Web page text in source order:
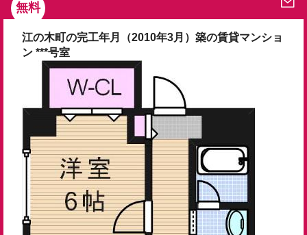
無料
江の木町の完工年月（2010年3月）築の賃貸マンショ
ン ***号室